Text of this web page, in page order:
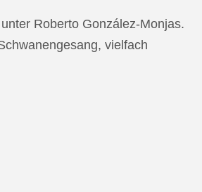
Roberto González-Monjas.
vielfach